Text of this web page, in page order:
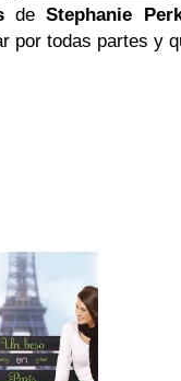
deStephanie
por todas partes y